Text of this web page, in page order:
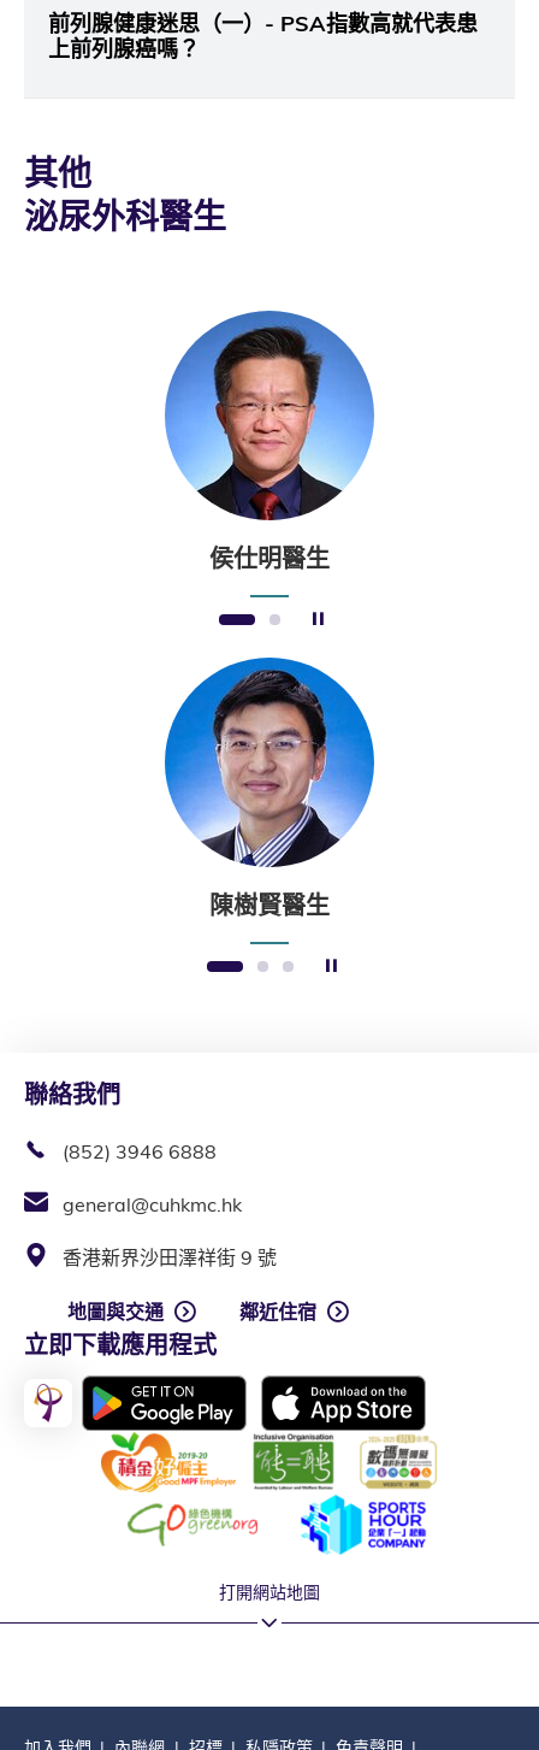
前列腺健康迷思（一）- PSA指數高就代表患
上前列腺癌嗎？
其他
泌尿外科醫生
侯仕明醫生
1 2
陳樹賢醫生
1 2 3
聯絡我們
(852) 3946 6888
general@cuhkmc.hk
香港新界沙田澤祥街 9 號
地圖與交通 鄰近住宿
立即下載應用程式
打開網站地圖